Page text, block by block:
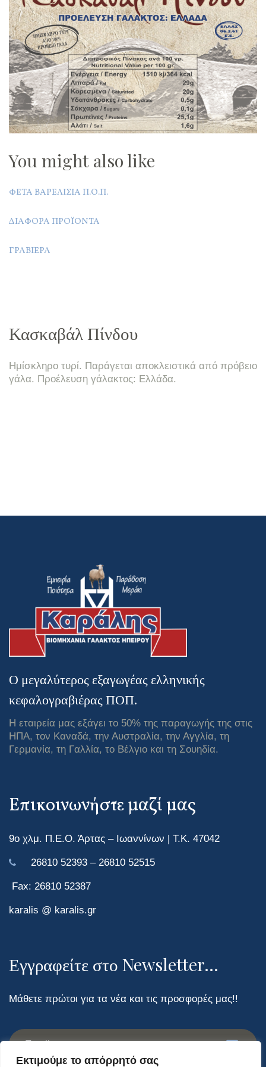
Εκτιμούμε το απόρρητό σας
Κασκαβάλ Πίνδου
Ημίσκληρο τυρί. Παράγεται αποκλειστικά από πρόβειο
γάλα. Προέλευση γάλακτος: Ελλάδα.
You might also like
ΦΈΤΑ ΒΑΡΕΛΊΣΙΑ Π.Ο.Π.
ΔΙΆΦΟΡΑ ΠΡΟΪΌΝΤΑ
ΓΡΑΒΙΈΡΑ
Ο μεγαλύτερος εξαγωγέας ελληνικής
κεφαλογραβιέρας ΠΟΠ.
Η εταιρεία μας εξάγει το 50% της παραγωγής της στις
ΗΠΑ, τον Καναδά, την Αυστραλία, την Αγγλία, τη
Γερμανία, τη Γαλλία, το Βέλγιο και τη Σουηδία.
Επικοινωνήστε μαζί μας
9ο χλμ. Π.Ε.Ο. Άρτας – Ιωαννίνων | Τ.Κ. 47042
26810 52393 – 26810 52515
Fax: 26810 52387
karalis @ karalis.gr
Εγγραφείτε στο Newsletter...
Μάθετε πρώτοι για τα νέα και τις προσφορές μας!!